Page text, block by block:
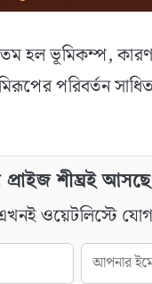
হল ভূমিকম্প,
পরিবর্তন
প্রাইজ শীঘ্রই
ওয়েটলিস্টে যোগ